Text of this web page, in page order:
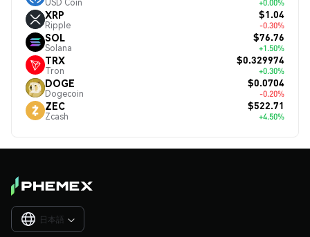
USD Coin +0.00%
XRP
Ripple
$1.04
-0.30%
SOL
Solana
$76.76
+1.50%
TRX
Tron
$0.329974
+0.30%
DOGE
Dogecoin
$0.0704
-0.20%
ZEC
Zcash
$522.71
+4.50%
日本語 